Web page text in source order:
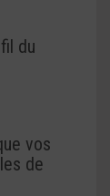
du
vos
de